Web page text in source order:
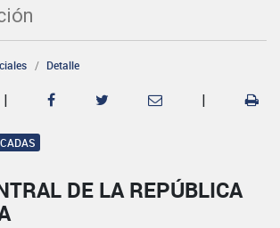
Detalle
| |
DE LA REPÚBLICA